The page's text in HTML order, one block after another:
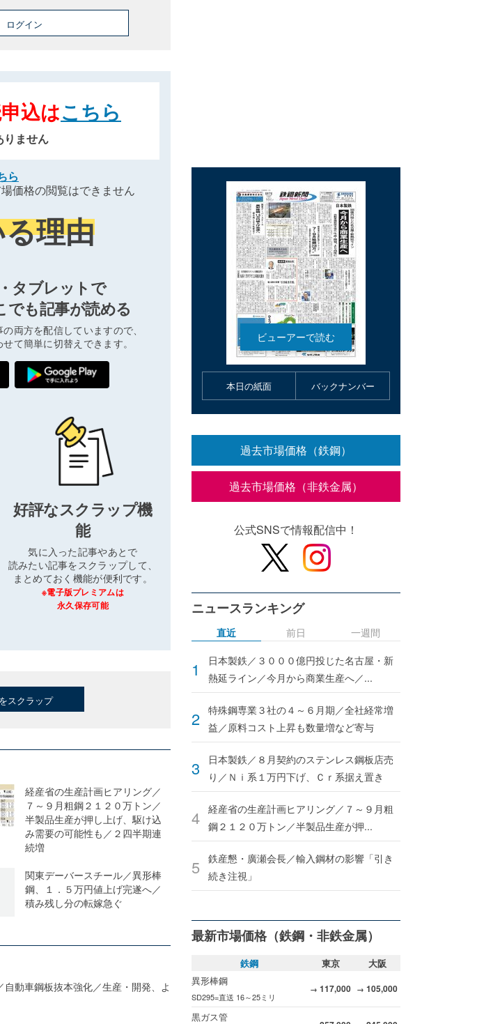
ログイン
込はこちら
りません
ら
価格の閲覧はできません
理由
タブレットで
でも記事が読める
両方を配信していますので、
て簡単に切替えできます。
好評なスクラップ機
能
気に入った記事やあとで
読みたい記事をスクラップして、
まとめておく機能が便利です。
※電子版プレミアムは
永久保存可能
スクラップ
経産省の生産計画ヒアリング／
７～９月粗鋼２１２０万トン／
半製品生産が押し上げ、駆け込
み需要の可能性も／２四半期連
続増
関東デーバースチール／異形棒
鋼、１．５万円値上げ完遂へ／
積み残し分の転嫁急ぐ
動車鋼板抜本強化／生産・開発、よ
本日の紙面 バックナンバー
過去市場価格（鉄鋼）
過去市場価格（非鉄金属）
公式SNSで情報配信中！
ニュースランキング
直近
日本製鉄／３０００億円投じた名古屋・新
熱延ライン／今月から商業生産へ／...
特殊鋼専業３社の４～６月期／全社経常増
益／原料コスト上昇も数量増など寄与
日本製鉄／８月契約のステンレス鋼板店売
り／Ｎｉ系１万円下げ、Ｃｒ系据え置き
経産省の生産計画ヒアリング／７～９月粗
鋼２１２０万トン／半製品生産が押...
鉄産懇・廣瀬会長／輸入鋼材の影響「引き
続き注視」
前日 一週間
最新市場価格（鉄鋼・非鉄金属）
鉄鋼 東京
大阪
異形棒鋼
SD295=直送 16～25ミリ
→ 117,000 → 105,000
黒ガス管